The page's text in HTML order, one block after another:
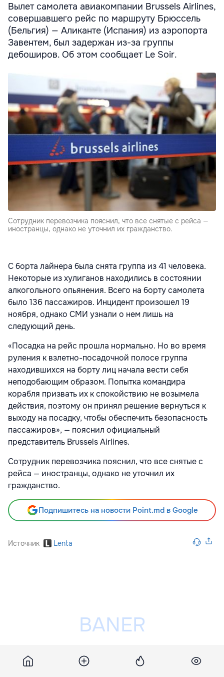
Вылет самолета авиакомпании Brussels Airlines,
совершавшего рейс по маршруту Брюссель
(Бельгия) — Аликанте (Испания) из аэропорта
Завентем, был задержан из-за группы
дебоширов. Об этом сообщает Le Soir.
Сотрудник перевозчика пояснил, что все снятые с рейса —
иностранцы, однако не уточнил их гражданство.
С борта лайнера была снята группа из 41 человека.
Некоторые из хулиганов находились в состоянии
алкогольного опьянения. Всего на борту самолета
было 136 пассажиров. Инцидент произошел 19
ноября, однако СМИ узнали о нем лишь на
следующий день.
«Посадка на рейс прошла нормально. Но во время
руления к взлетно-посадочной полосе группа
находившихся на борту лиц начала вести себя
неподобающим образом. Попытка командира
корабля призвать их к спокойствию не возымела
действия, поэтому он принял решение вернуться к
выходу на посадку, чтобы обеспечить безопасность
пассажиров», — пояснил официальный
представитель Brussels Airlines.
Сотрудник перевозчика пояснил, что все снятые с
рейса — иностранцы, однако не уточнил их
гражданство.
Подпишитесь на новости Point.md в Google
Источник Lenta